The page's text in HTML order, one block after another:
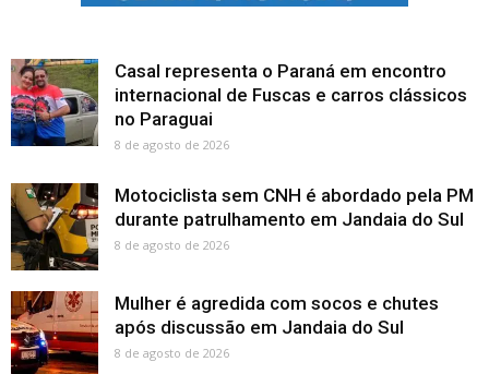
Casal representa o Paraná em encontro
internacional de Fuscas e carros clássicos
no Paraguai
8 de agosto de 2026
Motociclista sem CNH é abordado pela PM
durante patrulhamento em Jandaia do Sul
8 de agosto de 2026
Mulher é agredida com socos e chutes
após discussão em Jandaia do Sul
8 de agosto de 2026